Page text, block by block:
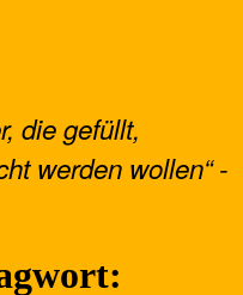
die gefüllt,
werden wollen“ -